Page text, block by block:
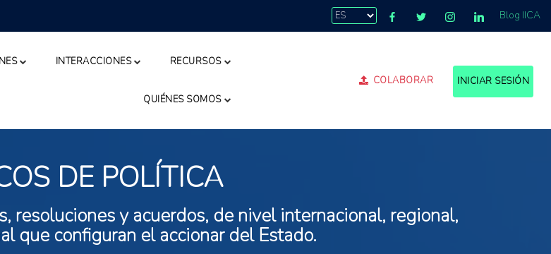
Blog IICA
INTERACCIONES RECURSOS
QUIÉNES SOMOS
COLABORAR INICIAR SESIÓN
DE POLÍTICA
resoluciones y acuerdos, de nivel internacional, regional,
que configuran el accionar del Estado.